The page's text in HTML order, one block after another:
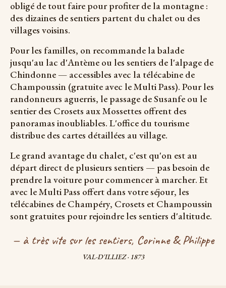
obligé de tout faire pour profiter de la montagne :
des dizaines de sentiers partent du chalet ou des
villages voisins.
Pour les familles, on recommande la balade
jusqu'au lac d'Antème ou les sentiers de l'alpage de
Chindonne — accessibles avec la télécabine de
Champoussin (gratuite avec le Multi Pass). Pour les
randonneurs aguerris, le passage de Susanfe ou le
sentier des Crosets aux Mossettes offrent des
panoramas inoubliables. L'office du tourisme
distribue des cartes détaillées au village.
Le grand avantage du chalet, c'est qu'on est au
départ direct de plusieurs sentiers — pas besoin de
prendre la voiture pour commencer à marcher. Et
avec le Multi Pass offert dans votre séjour, les
télécabines de Champéry, Crosets et Champoussin
sont gratuites pour rejoindre les sentiers d'altitude.
— à très vite sur les sentiers, Corinne & Philippe
VAL-D'ILLIEZ · 1873